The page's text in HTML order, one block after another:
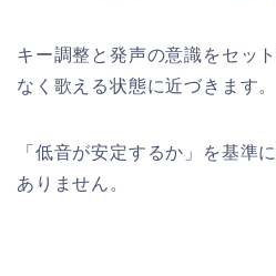
キー調整と発声の意識をセッ
なく歌える状態に近づきます。
「低音が安定するか」を基準
ありません。